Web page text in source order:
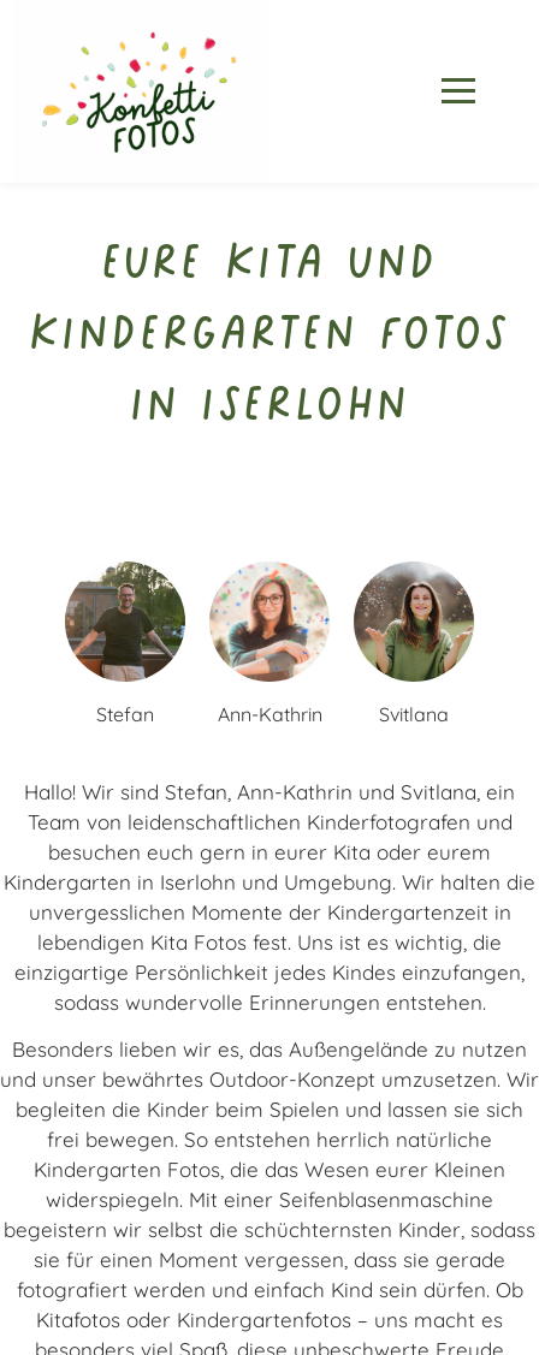
Eure Kita und
Kindergarten Fotos
in Iserlohn
Stefan Ann-Kathrin Svitlana
Hallo! Wir sind Stefan, Ann-Kathrin und Svitlana, ein
Team von leidenschaftlichen Kinderfotografen und
besuchen euch gern in eurer Kita oder eurem
Kindergarten in Iserlohn und Umgebung. Wir halten die
unvergesslichen Momente der Kindergartenzeit in
lebendigen Kita Fotos fest. Uns ist es wichtig, die
einzigartige Persönlichkeit jedes Kindes einzufangen,
sodass wundervolle Erinnerungen entstehen.
Besonders lieben wir es, das Außengelände zu nutzen
und unser bewährtes Outdoor-Konzept umzusetzen. Wir
begleiten die Kinder beim Spielen und lassen sie sich
frei bewegen. So entstehen herrlich natürliche
Kindergarten Fotos, die das Wesen eurer Kleinen
widerspiegeln. Mit einer Seifenblasenmaschine
begeistern wir selbst die schüchternsten Kinder, sodass
sie für einen Moment vergessen, dass sie gerade
fotografiert werden und einfach Kind sein dürfen. Ob
Kitafotos oder Kindergartenfotos – uns macht es